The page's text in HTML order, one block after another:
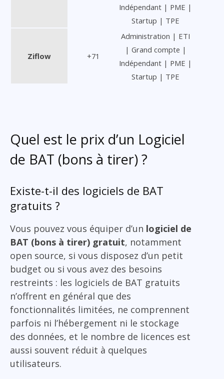
Indépendant | PME |
Startup | TPE
Ziflow +71
Administration | ETI
| Grand compte |
Indépendant | PME |
Startup | TPE
Quel est le prix d’un Logiciel
de BAT (bons à tirer) ?
Existe-t-il des logiciels de BAT
gratuits ?
Vous pouvez vous équiper d’un logiciel de
BAT (bons à tirer) gratuit, notamment
open source, si vous disposez d’un petit
budget ou si vous avez des besoins
restreints : les logiciels de BAT gratuits
n’offrent en général que des
fonctionnalités limitées, ne comprennent
parfois ni l’hébergement ni le stockage
des données, et le nombre de licences est
aussi souvent réduit à quelques
utilisateurs.